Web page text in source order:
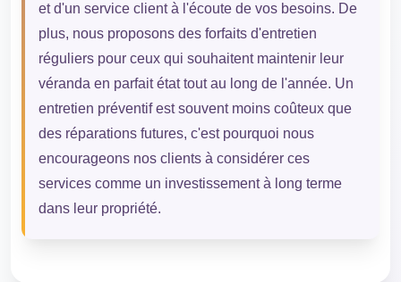
et d'un service client à l'écoute de vos besoins. De
plus, nous proposons des forfaits d'entretien
réguliers pour ceux qui souhaitent maintenir leur
véranda en parfait état tout au long de l'année. Un
entretien préventif est souvent moins coûteux que
des réparations futures, c'est pourquoi nous
encourageons nos clients à considérer ces
services comme un investissement à long terme
dans leur propriété.